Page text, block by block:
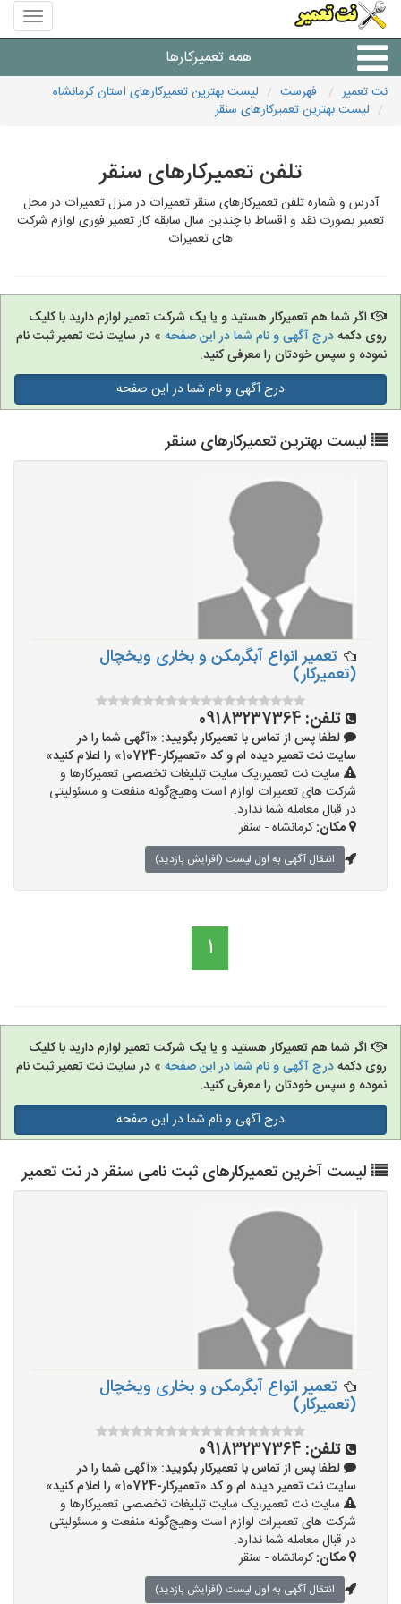
منوی
سایت
تعمیر
همه تعمیرکارها
شرکت های تعمیرات لوازم
نت تعمیر فهرست
لیست بهترین تعمیرکارهای استان کرمانشاه
لیست بهترین تعمیرکارهای سنقر
تلفن تعمیرکارهای سنقر
آدرس و شماره تلفن تعمیرکارهای سنقر تعمیرات در منزل تعمیرات در محل
تعمیر بصورت نقد و اقساط با چندین سال سابقه کار تعمیر فوری لوازم شرکت
های تعمیرات
اگر شما هم تعمیرکار هستید و یا یک شرکت تعمیر لوازم دارید با کلیک
روی دکمهدرج آگهی و نام شما در این صفحه » در سایت نت تعمیر ثبت نام
نموده و سپس خودتان را معرفی کنید.
درج آگهی و نام شما در این صفحه
لیست بهترین تعمیرکارهای سنقر
تعمیر انواع آبگرمکن و بخاری ویخچال
(تعمیرکار)
تلفن: 09183237364
لطفا پس از تماس با تعمیرکار بگویید: «آگهی شما را در
سایت نت تعمیر دیده ام و کد «تعمیرکار-10724» را اعلام کنید»
سایت نت تعمیر،یک سایت تبلیغات تخصصی تعمیرکارها و
شرکت های تعمیرات لوازم است وهیچ‌گونه منفعت و مسئولیتی
در قبال معامله شما ندارد.
مکان:کرمانشاه - سنقر
انتقال آگهی به اول لیست (افزایش بازدید)
1
اگر شما هم تعمیرکار هستید و یا یک شرکت تعمیر لوازم دارید با کلیک
روی دکمهدرج آگهی و نام شما در این صفحه » در سایت نت تعمیر ثبت نام
نموده و سپس خودتان را معرفی کنید.
درج آگهی و نام شما در این صفحه
لیست آخرین تعمیرکارهای ثبت نامی سنقر در نت تعمیر
تعمیر انواع آبگرمکن و بخاری ویخچال
(تعمیرکار)
تلفن: 09183237364
لطفا پس از تماس با تعمیرکار بگویید: «آگهی شما را در
سایت نت تعمیر دیده ام و کد «تعمیرکار-10724» را اعلام کنید»
سایت نت تعمیر،یک سایت تبلیغات تخصصی تعمیرکارها و
شرکت های تعمیرات لوازم است وهیچ‌گونه منفعت و مسئولیتی
در قبال معامله شما ندارد.
مکان:کرمانشاه - سنقر
انتقال آگهی به اول لیست (افزایش بازدید)